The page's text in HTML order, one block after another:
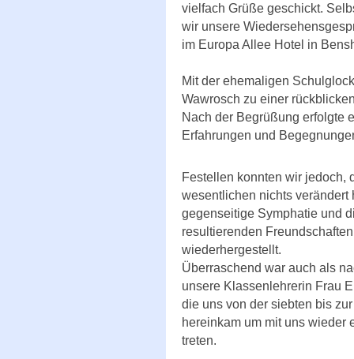
vielfach Grüße geschickt.
wir unsere
im Europa Allee Hotel in
Mit der ehemaligen
Wawrosch zu einer
Nach der Begrüßung erfolgte
Erfahrungen und
Festellen konnten wir jedoch,
wesentlichen nichts verändert
gegenseitige Symphatie und
resultierenden
wiederhergestellt.
Überraschend war auch als
unsere Klassenlehrerin Frau
die uns von der siebten bis
hereinkam um mit uns wieder
treten.